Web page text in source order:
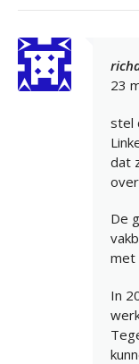
23
stel
dat
De
met
In